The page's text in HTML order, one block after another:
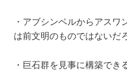
・アブシンベルからアス
は前文明のものではないだ
・巨石群を見事に構築で